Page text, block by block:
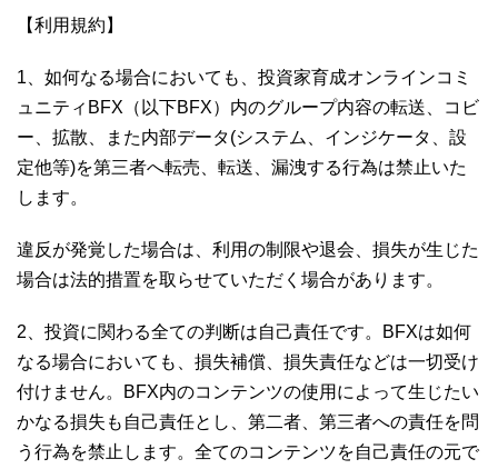
【利用規約】
1、如何なる場合においても、投資家育成オンラインコミ
ュニティBFX（以下BFX）内のグループ内容の転送、コビ
ー、拡散、また内部データ(システム、インジケータ、設
定他等)を第三者へ転売、転送、漏洩する行為は禁止いた
します。
違反が発覚した場合は、利用の制限や退会、損失が生じた
場合は法的措置を取らせていただく場合があります。
2、投資に関わる全ての判断は自己責任です。BFXは如何
なる場合においても、損失補償、損失責任などは一切受け
付けません。BFX内のコンテンツの使用によって生じたい
かなる損失も自己責任とし、第二者、第三者への責任を問
う行為を禁止します。全てのコンテンツを自己責任の元で